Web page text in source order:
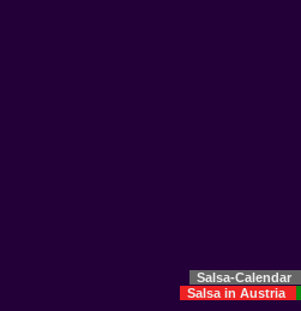
Salsa-Calendar
Salsa in Austria